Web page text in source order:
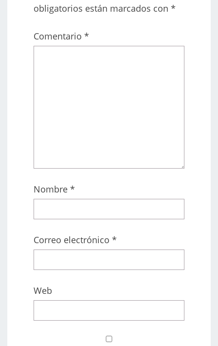
obligatorios están marcados con *
Comentario *
Nombre *
Correo electrónico *
Web